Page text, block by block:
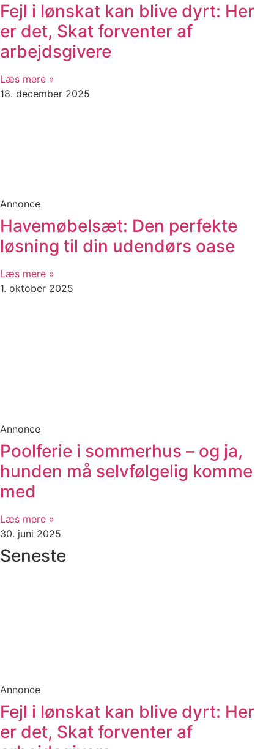
Fejl i lønskat kan blive dyrt: Her
er det, Skat forventer af
arbejdsgivere
Læs mere »
18. december 2025
Annonce
Havemøbelsæt: Den perfekte
løsning til din udendørs oase
Læs mere »
1. oktober 2025
Annonce
Poolferie i sommerhus – og ja,
hunden må selvfølgelig komme
med
Læs mere »
30. juni 2025
Seneste
Annonce
Fejl i lønskat kan blive dyrt: Her
er det, Skat forventer af